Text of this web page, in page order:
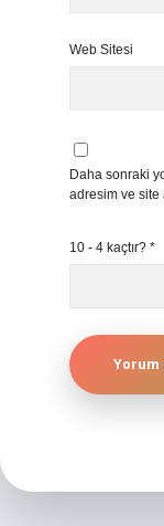
Web Sitesi
Daha sonraki
adresim ve site
10 - 4 kaçtır? *